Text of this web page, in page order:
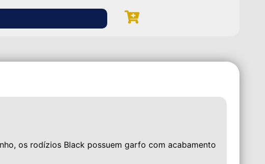
os rodízios Black possuem garfo com acabamento